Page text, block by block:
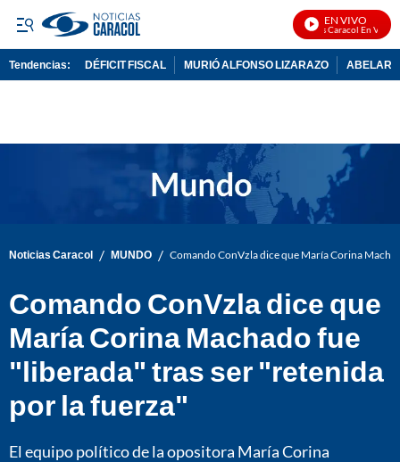
EN VIVO
Noticias Caracol En Vivo
Tendencias: DÉFICIT FISCAL MURIÓ ALFONSO LIZARAZO
Noticias Caracol / MUNDO / Comando ConVzla dice que María Corina
Comando ConVzla dice que
María Corina Machado fue
"liberada" tras ser "retenida
por la fuerza"
El equipo político de la opositora María Corina